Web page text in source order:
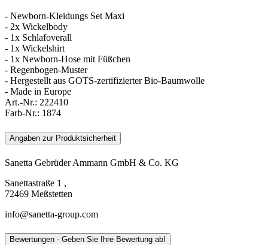
- Newborn-Kleidungs Set Maxi
- 2x Wickelbody
- 1x Schlafoverall
- 1x Wickelshirt
- 1x Newborn-Hose mit Füßchen
- Regenbogen-Muster
- Hergestellt aus GOTS-zertifizierter Bio-Baumwolle
- Made in Europe
Art.-Nr.: 222410
Farb-Nr.: 1874
Angaben zur Produktsicherheit
Sanetta Gebrüder Ammann GmbH & Co. KG
Sanettastraße 1 ,
72469 Meßstetten
info@sanetta-group.com
Bewertungen - Geben Sie Ihre Bewertung ab!